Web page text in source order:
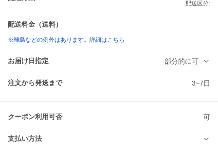
配送区分:
配送料金（送料）
※離島などの例外はあります。詳細はこちら
お届け日指定 部分的に可
注文から発送まで 3~7日
クーポン利用可否 可
支払い方法